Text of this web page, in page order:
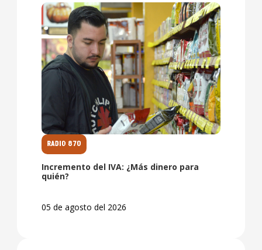
RADIO 870
Incremento del IVA: ¿Más dinero para
quién?
05 de agosto del 2026